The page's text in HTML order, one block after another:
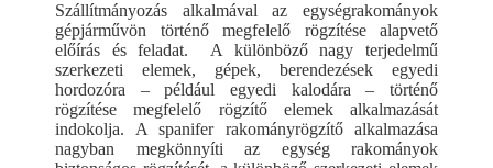
Szállítmányozás alkalmával az egységrakományok
gépjárművön történő megfelelő rögzítése alapvető
előírás és feladat. A különböző nagy terjedelmű
szerkezeti elemek, gépek, berendezések egyedi
hordozóra – például egyedi kalodára – történő
rögzítése megfelelő rögzítő elemek alkalmazását
indokolja. A spanifer rakományrögzítő alkalmazása
nagyban megkönnyíti az egység rakományok